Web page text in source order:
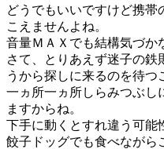
どうでもいいですけど携帯
こえませんよね。
音量ＭＡＸでも結構気づか
さて、とりあえず迷子の鉄
うから探しに来るのを待つ
一ヵ所一ヵ所しらみつぶし
ますからね。
下手に動くとすれ違う可能
餃子ドッグでも食べながら